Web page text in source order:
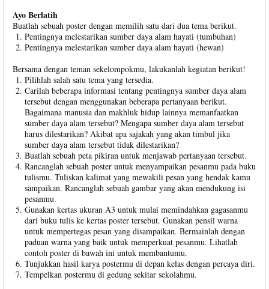
Ayo Berlatih
Buatlah sebuah poster dengan memilih satu dari dua tema berikut.
Pentingnya melestarikan sumber daya alam hayati (tumbuhan)
Pentingnya melestarikan sumber daya alam hayati (hewan)
Bersama dengan teman sekelompokmu, lakukanlah kegiatan berikut!
Pilihlah salah satu tema yang tersedia.
Carilah beberapa informasi tentang pentingnya sumber daya alam
tersebut dengan menggunakan beberapa pertanyaan berikut.
Bagaimana manusia dan makhluk hidup lainnya memanfaatkan
sumber daya alam tersebut? Mengapa sumber daya alam tersebut
harus dilestarikan? Akibat apa sajakah yang akan timbul jika
sumber daya alam tersebut tidak dilestarikan?
Buatlah sebuah peta pikiran untuk menjawab pertanyaan tersebut.
Rancanglah sebuah poster untuk menyampaikan pesanmu pada buku
tulismu. Tuliskan kalimat yang mewakili pesan yang hendak kamu
sampaikan. Rancanglah sebuah gambar yang akan mendukung isi
pesanmu.
Gunakan kertas ukuran A3 untuk mulai memindahkan gagasanmu
dari buku tulis ke kertas poster tersebut. Gunakan pensil warna
untuk mempertegas pesan yang disampaikan. Bermainlah dengan
paduan warna yang baik untuk memperkuat pesanmu. Lihatlah
contoh poster di bawah ini untuk membantumu.
Tunjukkan hasil karya postermu di depan kelas dengan percaya diri.
Tempelkan postermu di gedung sekitar sekolahmu.